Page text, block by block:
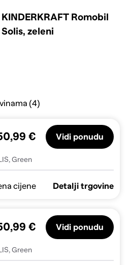
KINDERKRAFT Romobil
Solis, zeleni
(4)
Green
€ Vidi ponudu
cijene Detalji trgovine
Green
€ Vidi ponudu